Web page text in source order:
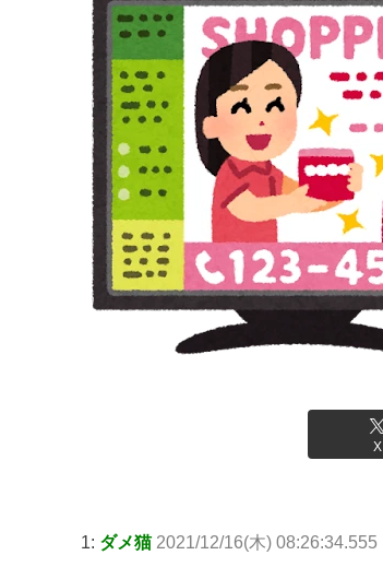
X
1: ダメ猫 2021/12/16(木) 08:26:34.555